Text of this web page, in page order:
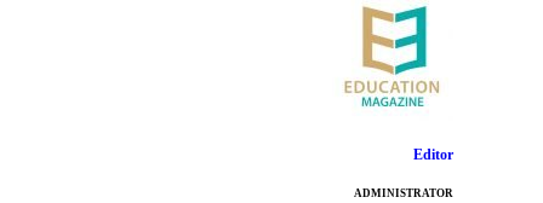
Editor
ADMINISTRATOR